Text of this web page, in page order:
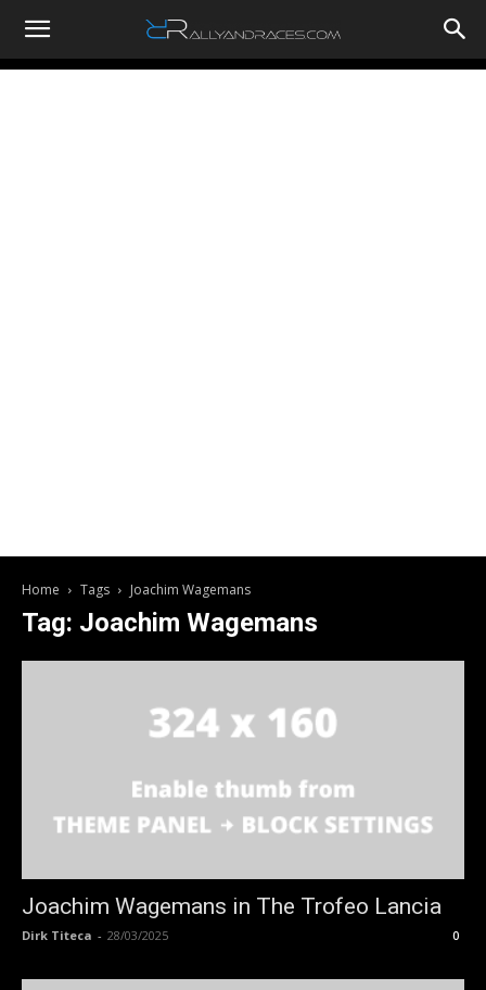
RallyandRaces.com
Home Tags Joachim Wagemans
Tag: Joachim Wagemans
Joachim Wagemans in The Trofeo Lancia
Dirk Titeca - 28/03/2025 0